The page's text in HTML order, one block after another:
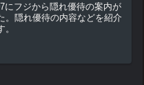
にフジから隠れ優待の案内が
。隠れ優待の内容などを紹介
。